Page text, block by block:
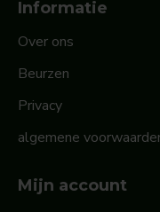
Informatie
Over ons
Beurzen
Privacy
algemene
Mijn account